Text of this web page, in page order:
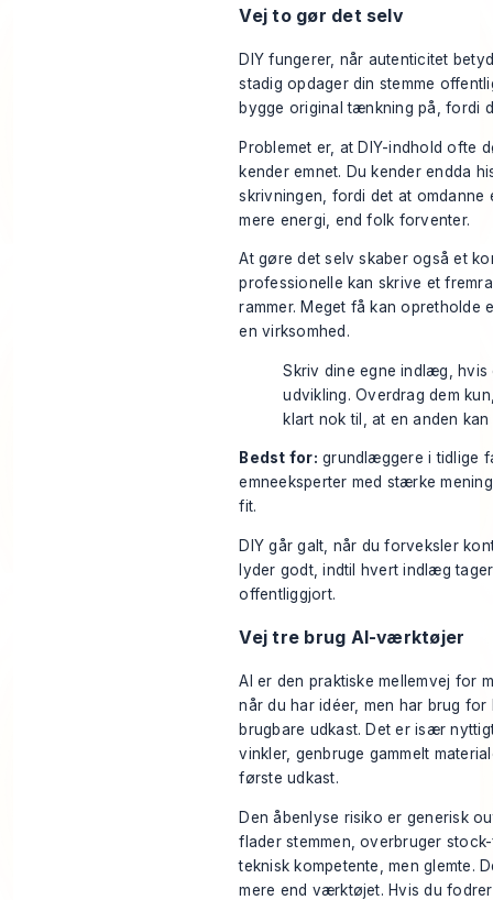
Vej to gør det selv
DIY fungerer, når autenticitet
stadig opdager din stemme
bygge original tænkning på, fordi
Problemet er, at DIY-indhold ofte
kender emnet. Du kender endda
skrivningen, fordi det at
mere energi, end folk forventer.
At gøre det selv skaber også et
professionelle kan skrive et
rammer. Meget få kan opretholde
en virksomhed.
Skriv dine egne indlæg, hvis
udvikling. Overdrag dem
klart nok til, at en anden
Bedst for: grundlæggere i tidlige
emneeksperter med stærke
fit.
DIY går galt, når du forveksler
lyder godt, indtil hvert indlæg
offentliggjort.
Vej tre brug AI-værktøjer
AI er den praktiske mellemvej for
når du har idéer, men har brug
brugbare udkast. Det er især
vinkler, genbruge gammelt
første udkast.
Den åbenlyse risiko er generisk
flader stemmen, overbruger
teknisk kompetente, men glemte.
mere end værktøjet. Hvis du